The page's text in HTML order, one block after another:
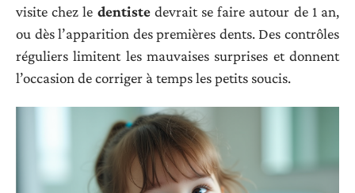
visite chez le dentistedevrait se faire autour de 1 an,
ou dès l’apparition des premières dents. Des contrôles
réguliers limitent les mauvaises surprises et donnent
l’occasion de corriger à temps les petits soucis.